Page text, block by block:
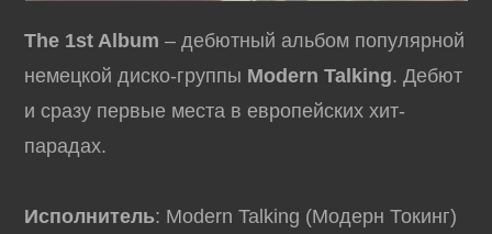
The 1st Album – дебютный альбом популярной
немецкой диско-группы Modern Talking. Дебют
и сразу первые места в европейских хит-
парадах.
Исполнитель: Modern Talking (Модерн Токинг)